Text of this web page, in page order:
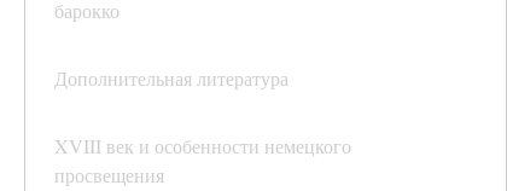
барокко
Дополнительная литература
XVIII век и особенности немецкого
просвещения